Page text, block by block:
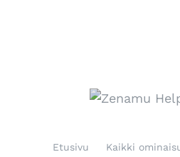
Etusivu Kaikki